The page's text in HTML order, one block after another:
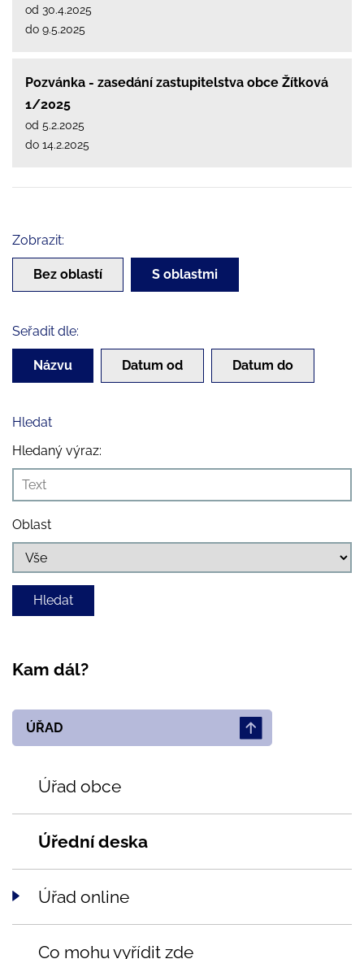
od 30.4.2025
do 9.5.2025
Pozvánka - zasedání zastupitelstva obce Žítková
1/2025
od 5.2.2025
do 14.2.2025
Zobrazit:
Bez oblastí S oblastmi
Seřadit dle:
Názvu Datum od Datum do
Hledat
Hledaný výraz:
Oblast
Kam dál?
ÚŘAD
Úřad obce
Úřední deska
Úřad online
Co mohu vyřídit zde